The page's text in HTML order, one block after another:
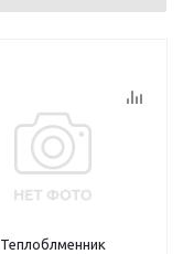
Теплоблменник